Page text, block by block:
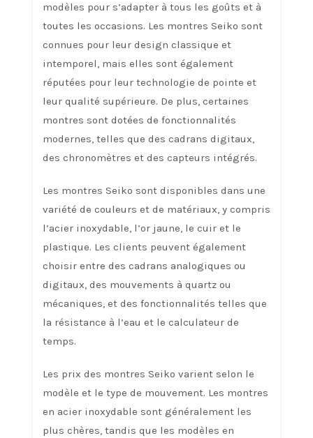
modèles pour s’adapter à tous les goûts et à
toutes les occasions. Les montres Seiko sont
connues pour leur design classique et
intemporel, mais elles sont également
réputées pour leur technologie de pointe et
leur qualité supérieure. De plus, certaines
montres sont dotées de fonctionnalités
modernes, telles que des cadrans digitaux,
des chronomètres et des capteurs intégrés.
Les montres Seiko sont disponibles dans une
variété de couleurs et de matériaux, y compris
l’acier inoxydable, l’or jaune, le cuir et le
plastique. Les clients peuvent également
choisir entre des cadrans analogiques ou
digitaux, des mouvements à quartz ou
mécaniques, et des fonctionnalités telles que
la résistance à l’eau et le calculateur de
temps.
Les prix des montres Seiko varient selon le
modèle et le type de mouvement. Les montres
en acier inoxydable sont généralement les
plus chères, tandis que les modèles en